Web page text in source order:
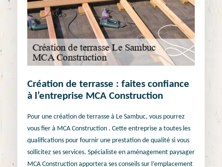
Création de terrasse : faites confiance
à l’entreprise MCA Construction
Pour une création de terrasse à Le Sambuc, vous pourrez
vous fier à MCA Construction . Cette entreprise a toutes les
qualifications pour fournir une prestation de qualité si vous
sollicitez ses services. Spécialiste en aménagement paysager
MCA Construction apportera ses conseils sur l’emplacement